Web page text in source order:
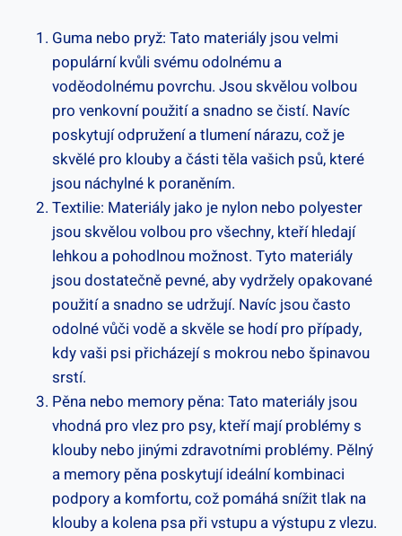
Guma nebo pryž: Tato materiály jsou velmi
populární kvůli svému odolnému a
voděodolnému povrchu. Jsou skvělou volbou
pro venkovní použití a snadno se čistí. Navíc
poskytují odpružení a tlumení nárazu, což je
skvělé pro klouby a části těla vašich psů, které
jsou náchylné k poraněním.
Textilie: Materiály jako je nylon nebo polyester
jsou skvělou volbou pro všechny, kteří hledají
lehkou a pohodlnou možnost. Tyto materiály
jsou dostatečně pevné, aby vydržely opakované
použití a snadno se udržují. Navíc jsou často
odolné vůči vodě a skvěle se hodí pro případy,
kdy vaši psi přicházejí s mokrou nebo špinavou
srstí.
Pěna nebo memory pěna: Tato materiály jsou
vhodná pro vlez pro psy, kteří mají problémy s
klouby nebo jinými zdravotními problémy. Pělný
a memory pěna poskytují ideální kombinaci
podpory a komfortu, což pomáhá snížit tlak na
klouby a kolena psa při vstupu a výstupu z vlezu.